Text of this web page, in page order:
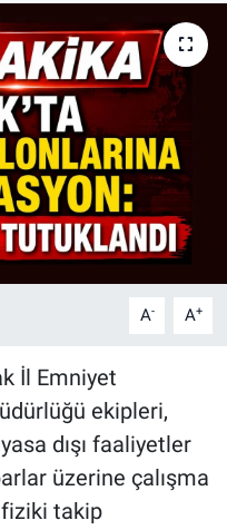
A- A+
İl Emniyet
ekipleri,
dışı faaliyetler
üzerine çalışma
fiziki takip